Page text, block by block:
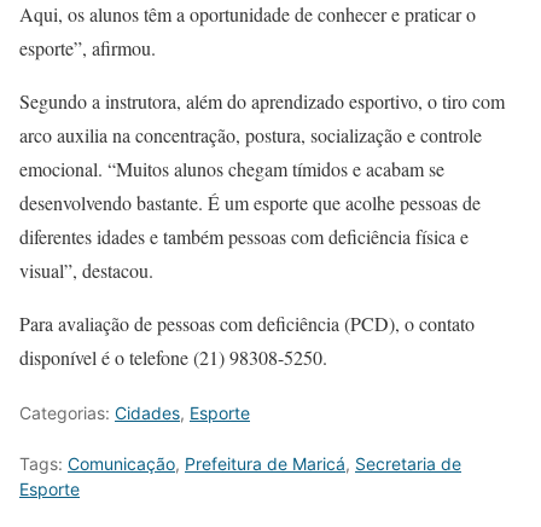
Aqui, os alunos têm a oportunidade de conhecer e praticar o
esporte”, afirmou.
Segundo a instrutora, além do aprendizado esportivo, o tiro com
arco auxilia na concentração, postura, socialização e controle
emocional. “Muitos alunos chegam tímidos e acabam se
desenvolvendo bastante. É um esporte que acolhe pessoas de
diferentes idades e também pessoas com deficiência física e
visual”, destacou.
Para avaliação de pessoas com deficiência (PCD), o contato
disponível é o telefone (21) 98308-5250.
Categorias: Cidades, Esporte
Tags: Comunicação, Prefeitura de Maricá, Secretaria de
Esporte